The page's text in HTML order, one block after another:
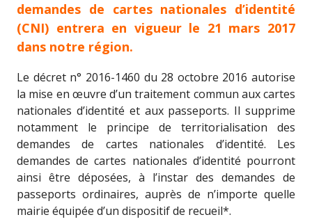
demandes de cartes nationales d’identité
(CNI) entrera en vigueur le 21 mars 2017
dans notre région.
Le décret n° 2016-1460 du 28 octobre 2016 autorise
la mise en œuvre d’un traitement commun aux cartes
nationales d’identité et aux passeports. Il supprime
notamment le principe de territorialisation des
demandes de cartes nationales d’identité. Les
demandes de cartes nationales d’identité pourront
ainsi être déposées, à l’instar des demandes de
passeports ordinaires, auprès de n’importe quelle
mairie équipée d’un dispositif de recueil*.